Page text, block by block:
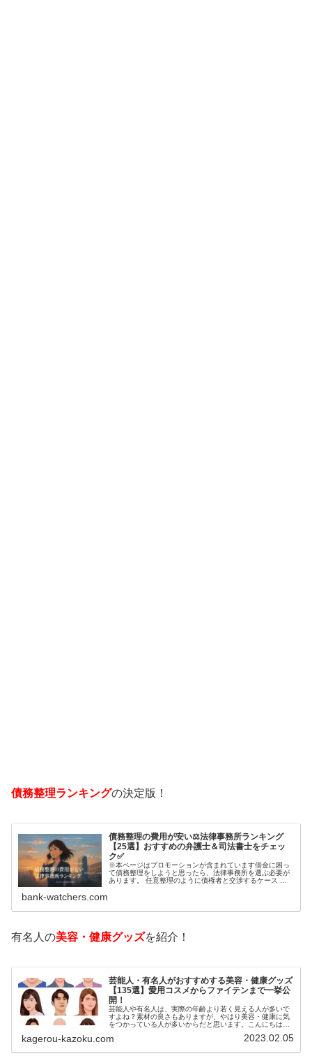
債務整理ランキングの決定版！
債務整理の費用が安い⚖️法律事務所ランキング
【25選】おすすめの弁護士＆司法書士をチェッ
ク✅
※本ページはプロモーションが含まれています借金に困っ
て債務整理をしようと思ったら、法律事務所を選ぶ必要が
あります。 任意整理のように債権者と交渉するケース 自
bank-watchers.com
有名人の美容・健康グッズを紹介！
芸能人・有名人がおすすめする美容・健康グッズ
【135選】愛用コスメからファイテンまで一挙公
開！
芸能人や有名人は、実際の年齢より若く見える人が多いで
すよね？素材の良さもありますが、やはり美容・健康に気
をつかっている人が多いからだと思います。こんにちは！
いるのでしょうか？今回は、芸能人…
kagerou-kazoku.com 2023.02.05